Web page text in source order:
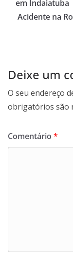
o
k
p
p
I
n
em Indaiatuba
Acidente na
Deixe um
O seu endereço
obrigatórios são
Comentário *